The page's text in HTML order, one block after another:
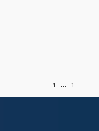
1
1